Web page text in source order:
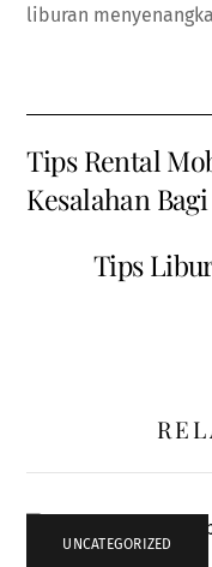
liburan
Tips Rental
Kesalahan
Tips
UNCATEGORIZED